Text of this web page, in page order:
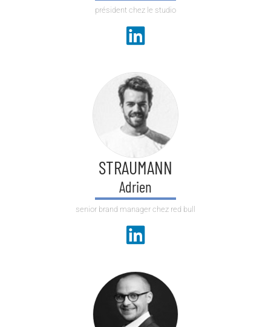
président chez le studio
STRAUMANN
Adrien
senior brand manager chez red bull